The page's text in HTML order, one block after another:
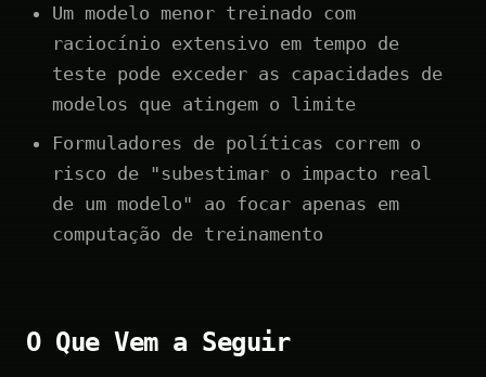
Um modelo menor treinado com
raciocínio extensivo em tempo de
teste pode exceder as capacidades de
modelos que atingem o limite
Formuladores de políticas correm o
risco de "subestimar o impacto real
de um modelo" ao focar apenas em
computação de treinamento
O Que Vem a Seguir